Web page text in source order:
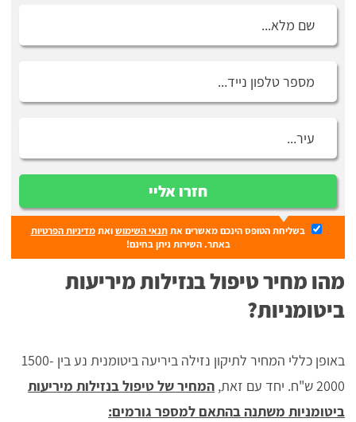
חזרו אליי
בשליחת הטופס הינכם מאשרים אתתנאי השימושואתמדיניות הפרטיות
באתר. השירות ניתן בחינם!
מהו מחיר טיפול בנזילות מיריעות
ביטומניות?
באופן כללי המחיר לתיקון נזילה ביריעה ביטומנית נע בין 1500-
2000 ש"ח. יחד עם זאת,
המחיר של טיפול בנזילות מיריעות
ביטומניות משתנה בהתאם למספר גורמים: